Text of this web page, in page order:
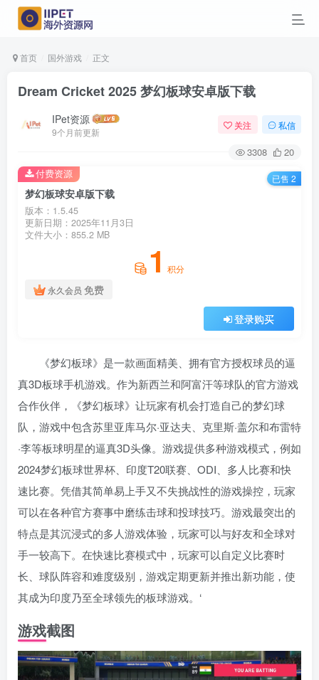
首页 国外游戏 正文
Dream Cricket 2025 梦幻板球安卓版下载
IPet资源
9个月前更新
关注 私信
3308 20
梦幻板球安卓版下载
版本：1.5.45
更新日期：2025年11月3日
文件大小：855.2 MB
1 积分
永久会员 免费
登录购买
付费资源 已售 2
《梦幻板球》是一款画面精美、拥有官方授权球员的逼
真3D板球手机游戏。作为新西兰和阿富汗等球队的官方游戏
合作伙伴，《梦幻板球》让玩家有机会打造自己的梦幻球
队，游戏中包含苏里亚库马尔·亚达夫、克里斯·盖尔和布雷特
·李等板球明星的逼真3D头像。游戏提供多种游戏模式，例如
2024梦幻板球世界杯、印度T20联赛、ODI、多人比赛和快
速比赛。凭借其简单易上手又不失挑战性的游戏操控，玩家
可以在各种官方赛事中磨练击球和投球技巧。游戏最突出的
特点是其沉浸式的多人游戏体验，玩家可以与好友和全球对
手一较高下。在快速比赛模式中，玩家可以自定义比赛时
长、球队阵容和难度级别，游戏定期更新并推出新功能，使
其成为印度乃至全球领先的板球游戏。‘
游戏截图